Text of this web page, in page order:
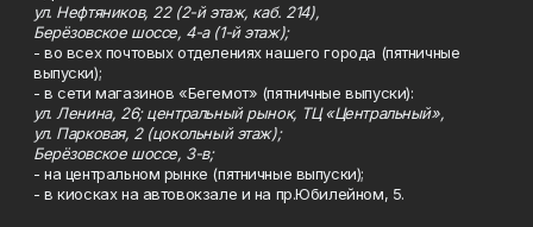
ул. Нефтяников, 22 (2-й этаж, каб. 214),
Берёзовское шоссе, 4-а (1-й этаж);
- во всех почтовых отделениях нашего города (пятничные
выпуски);
- в сети магазинов «Бегемот» (пятничные выпуски):
ул. Ленина, 26; центральный рынок, ТЦ «Центральный»,
ул. Парковая, 2 (цокольный этаж);
Берёзовское шоссе, 3-в;
- на центральном рынке (пятничные выпуски);
- в киосках на автовокзале и на пр.Юбилейном, 5.